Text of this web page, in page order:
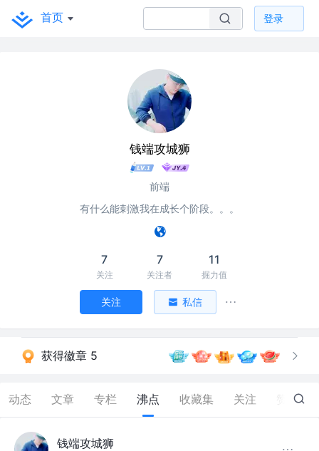
首页 登录
钱端攻城狮
前端
有什么能刺激我在成长个阶段。。。
7
关注
7
关注者
11
掘力值
关注 私信
获得徽章 5
动态 文章 专栏 沸点 收藏集 关注 220
钱端攻城狮